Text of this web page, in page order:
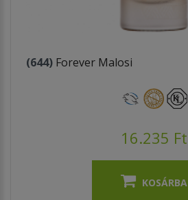
(644) Forever Malosi
16.235 Ft
KOSÁRBA